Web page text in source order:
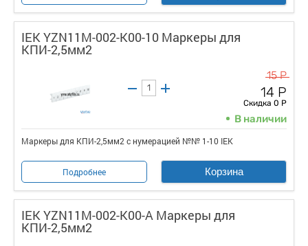
IEK YZN11M-002-K00-10 Маркеры для
КПИ-2,5мм2
15 Р
14 Р
Скидка 0 Р
В наличии
Маркеры для КПИ-2,5мм2 с нумерацией №№ 1-10 IEK
Подробнее Корзина
IEK YZN11M-002-K00-A Маркеры для
КПИ-2,5мм2